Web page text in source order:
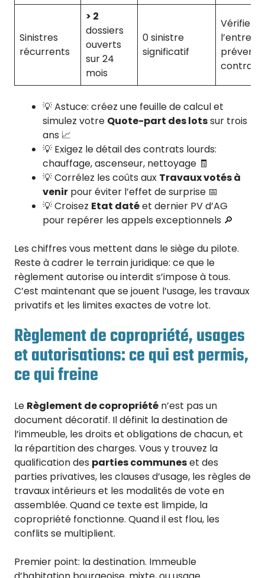
Sinistres
récurrents
> 2
dossiers
ouverts
sur 24
mois
0 sinistre
significatif
Vérifier
contrats
💡 Astuce: créez une feuille de calcul et
simulez votre Quote-part des lotssur trois
ans 📈
💡 Exigez le détail des contrats lourds:
chauffage, ascenseur, nettoyage 🧾
💡 Corrélez les coûts aux Travaux votés à
venir pour éviter l’effet de surprise 📅
💡 Croisez Etat datéet dernier PV d’AG
pour repérer les appels exceptionnels 🔎
Les chiffres vous mettent dans le siège du pilote.
Reste à cadrer le terrain juridique: ce que le
règlement autorise ou interdit s’impose à tous.
C’est maintenant que se jouent l’usage, les travaux
privatifs et les limites exactes de votre lot.
Règlement de copropriété, usages
et autorisations: ce qui est permis,
ce qui freine
Le Règlement de copropriété n’est pas un
document décoratif. Il définit la destination de
l’immeuble, les droits et obligations de chacun, et
la répartition des charges. Vous y trouvez la
qualification des parties communeset des
parties privatives, les clauses d’usage, les règles de
travaux intérieurs et les modalités de vote en
assemblée. Quand ce texte est limpide, la
copropriété fonctionne. Quand il est flou, les
conflits se multiplient.
Premier point: la destination. Immeuble